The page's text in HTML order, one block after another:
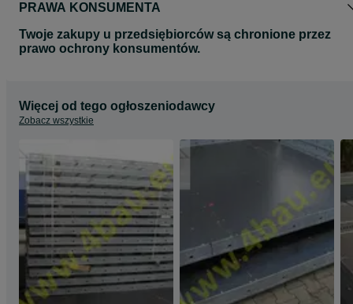
PRAWA KONSUMENTA
Twoje zakupy u przedsiębiorców są chronione przez
prawo ochrony konsumentów.
Więcej od tego ogłoszeniodawcy
Zobacz wszystkie